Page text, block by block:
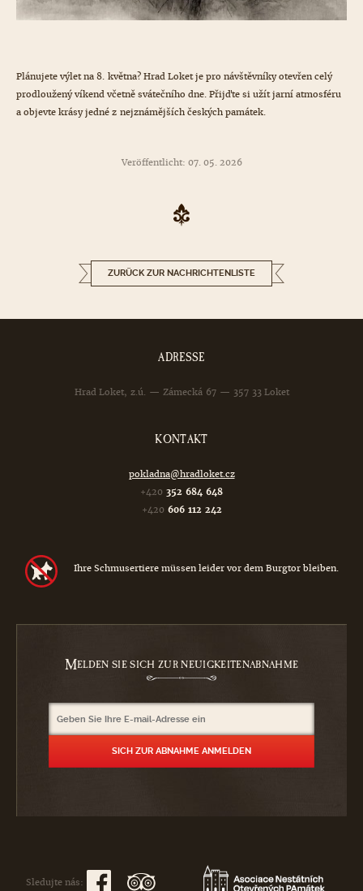
Plánujete výlet na 8. května? Hrad Loket je pro návštěvníky otevřen celý
prodloužený víkend včetně svátečního dne. Přijďte si užít jarní atmosféru
a objevte krásy jedné z nejznámějších českých památek.
Veröffentlicht: 07. 05. 2026
ZURÜCK ZUR NACHRICHTENLISTE
ADRESSE
Hrad Loket, z.ú. — Zámecká 67 — 357 33 Loket
KONTAKT
pokladna@hradloket.cz
+420 352 684 648
+420 606 112 242
Ihre Schmusertiere müssen leider vor dem Burgtor bleiben.
MELDEN SIE SICH ZUR NEUIGKEITENABNAHME
Sledujte nás: